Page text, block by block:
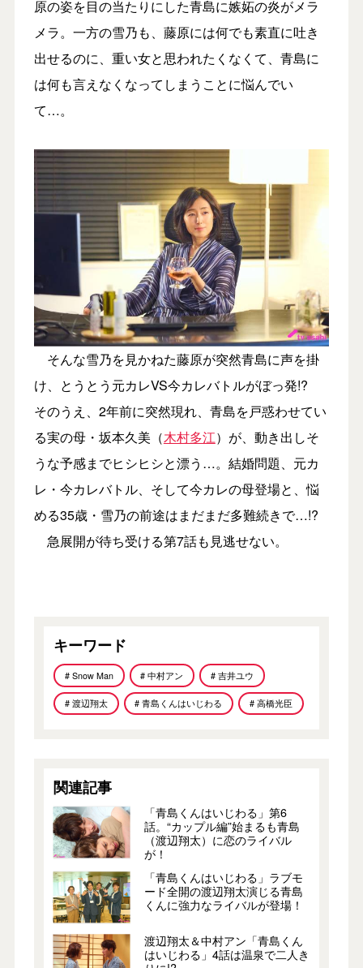
原の姿を目の当たりにした青島に嫉妬の炎がメラ
メラ。一方の雪乃も、藤原には何でも素直に吐き
出せるのに、重い女と思われたくなくて、青島に
は何も言えなくなってしまうことに悩んでい
て…。
そんな雪乃を見かねた藤原が突然青島に声を掛
け、とうとう元カレVS今カレバトルがぼっ発!?
そのうえ、2年前に突然現れ、青島を戸惑わせてい
る実の母・坂本久美（木村多江）が、動き出しそ
うな予感までヒシヒシと漂う…。結婚問題、元カ
レ・今カレバトル、そして今カレの母登場と、悩
める35歳・雪乃の前途はまだまだ多難続きで…!?
急展開が待ち受ける第7話も見逃せない。
キーワード
# Snow Man # 中村アン # 吉井ユウ
# 渡辺翔太 # 青島くんはいじわる # 高橋光臣
関連記事
「青島くんはいじわる」第6
話。“カップル編”始まるも青島
（渡辺翔太）に恋のライバル
が！
「青島くんはいじわる」ラブモ
ード全開の渡辺翔太演じる青島
くんに強力なライバルが登場！
渡辺翔太＆中村アン「青島くん
はいじわる」4話は温泉で二人き